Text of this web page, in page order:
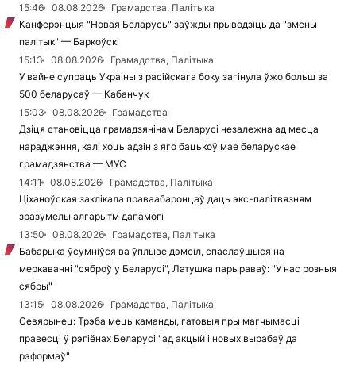
15:46 08.08.2026
Грамадства, Палітыка
Канферэнцыя "Новая Беларусь" заўжды прыводзіць да "змены
палітык" — Баркоўскі
15:13
08.08.2026
Грамадства, Палітыка
У вайне супраць Украіны з расійскага боку загінула ўжо больш за
500 беларусаў — Кабанчук
15:03
08.08.2026
Грамадства
Дзіця становіцца грамадзянінам Беларусі незалежна ад месца
нараджэння, калі хоць адзін з яго бацькоў мае беларускае
грамадзянства — МУС
14:11
08.08.2026
Грамадства, Палітыка
Ціханоўская заклікала праваабаронцаў даць экс-палітвязням
зразумелы алгарытм дапамогі
13:50
08.08.2026
Грамадства, Палітыка
Бабарыка ўсумніўся ва ўплыве дэмсіл, спаслаўшыся на
меркаванні "сяброў у Беларусі", Латушка парыраваў: "У нас розныя
сябры"
13:15
08.08.2026
Грамадства, Палітыка
Севярынец: Трэба мець каманды, гатовыя пры магчымасці
правесці ў рэгіёнах Беларусі "ад акцый і новых вырабаў да
рэформаў"